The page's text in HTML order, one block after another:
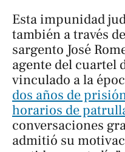
Esta impunidad
también a través
sargento José
agente del cuartel
vinculado a la
dos años de
horarios de
conversaciones
admitió su